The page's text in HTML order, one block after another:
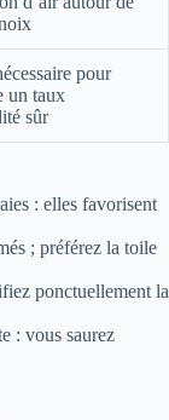
pour
un taux
sûr
: elles favorisent
; préférez la toile
ponctuellement la
: vous saurez